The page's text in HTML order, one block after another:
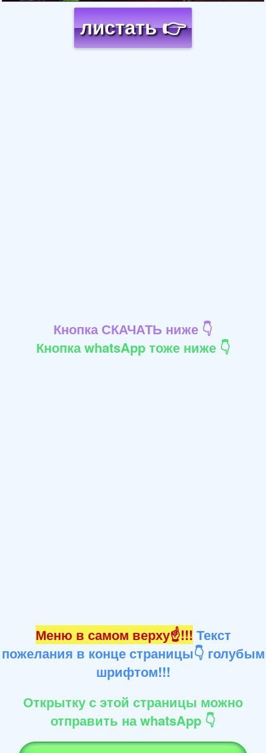
листать 👉
Кнопка СКАЧАТЬ ниже 👇
Кнопка whatsApp тоже ниже 👇
Меню в самом верху☝!!! Текст
пожелания в конце страницы👇 голубым
шрифтом!!!
Открытку с этой страницы можно
отправить на whatsApp 👇